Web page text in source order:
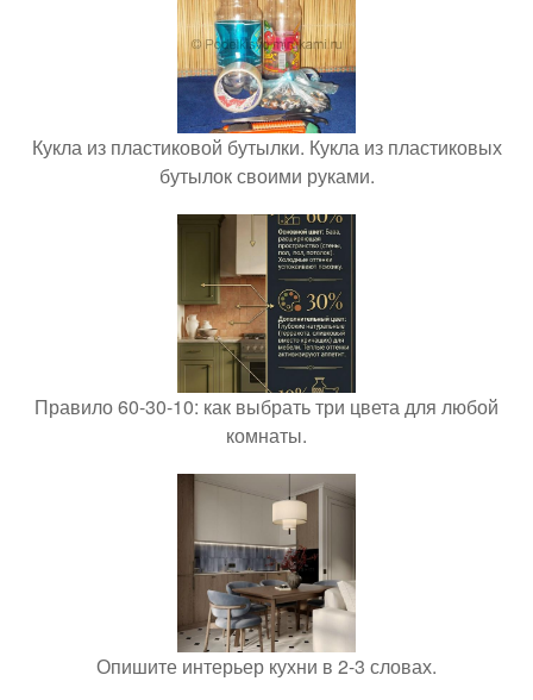
Кукла из пластиковой бутылки. Кукла из пластиковых
бутылок своими руками.
Правило 60-30-10: как выбрать три цвета для любой
комнаты.
Опишите интерьер кухни в 2-3 словах.